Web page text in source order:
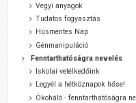
Vegyi anyagok
Tudatos fogyasztás
Húsmentes Nap
Génmanipuláció
Fenntarthatóságra nevelés
Iskolai vetélkedőink
Legyél a hétköznapok hőse!
Ökoháló - fenntarthatóságra